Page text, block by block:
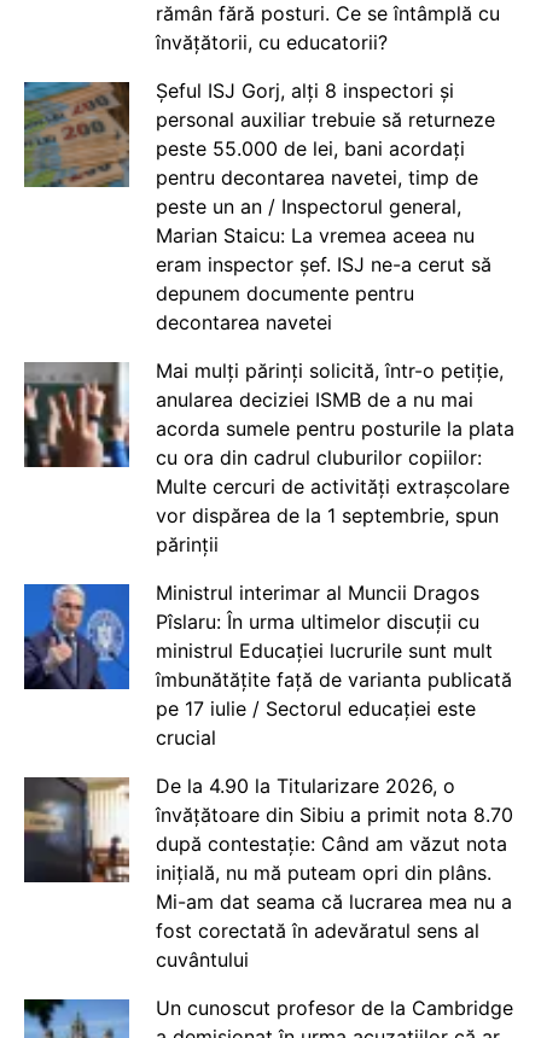
rămân fără posturi. Ce se întâmplă cu
învățătorii, cu educatorii?
Șeful ISJ Gorj, alți 8 inspectori și
personal auxiliar trebuie să returneze
peste 55.000 de lei, bani acordați
pentru decontarea navetei, timp de
peste un an / Inspectorul general,
Marian Staicu: La vremea aceea nu
eram inspector șef. ISJ ne-a cerut să
depunem documente pentru
decontarea navetei
Mai mulți părinți solicită, într-o petiție,
anularea deciziei ISMB de a nu mai
acorda sumele pentru posturile la plata
cu ora din cadrul cluburilor copiilor:
Multe cercuri de activități extrașcolare
vor dispărea de la 1 septembrie, spun
părinții
Ministrul interimar al Muncii Dragos
Pîslaru: În urma ultimelor discuții cu
ministrul Educației lucrurile sunt mult
îmbunătățite față de varianta publicată
pe 17 iulie / Sectorul educației este
crucial
De la 4.90 la Titularizare 2026, o
învățătoare din Sibiu a primit nota 8.70
după contestație: Când am văzut nota
inițială, nu mă puteam opri din plâns.
Mi-am dat seama că lucrarea mea nu a
fost corectată în adevăratul sens al
cuvântului
Un cunoscut profesor de la Cambridge